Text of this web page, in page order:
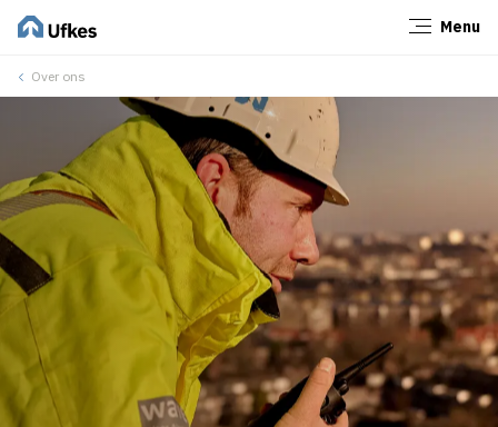
Menu
Over ons
Sluiten